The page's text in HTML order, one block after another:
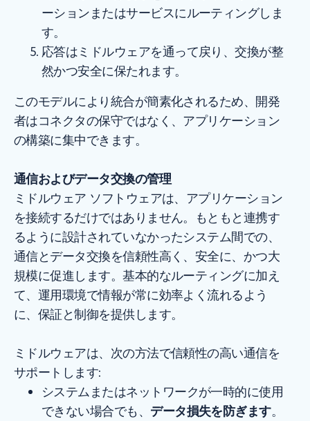
ーションまたはサービスにルーティングしま
す。
応答はミドルウェアを通って戻り、交換が整
然かつ安全に保たれます。
このモデルにより統合が簡素化されるため、開発
者はコネクタの保守ではなく、アプリケーション
の構築に集中できます。
通信およびデータ交換の管理
ミドルウェア ソフトウェアは、アプリケーション
を接続するだけではありません。もともと連携す
るように設計されていなかったシステム間での、
通信とデータ交換を信頼性高く、安全に、かつ大
規模に促進します。基本的なルーティングに加え
て、運用環境で情報が常に効率よく流れるよう
に、保証と制御を提供します。
ミドルウェアは、次の方法で信頼性の高い通信を
サポートします:
システムまたはネットワークが一時的に使用
できない場合でも、 データ損失を防ぎます。